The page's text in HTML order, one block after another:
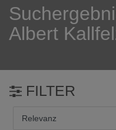
Albert
FILTER